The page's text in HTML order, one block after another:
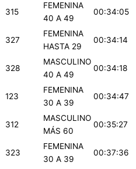
315
FEMENINA
40 A 49
00:34:05
327
FEMENINA
HASTA 29
00:34:14
328
MASCULINO
40 A 49
00:34:18
123
FEMENINA
30 A 39
00:34:47
312
MASCULINO
MÁS 60
00:35:27
323
FEMENINA
30 A 39
00:37:36